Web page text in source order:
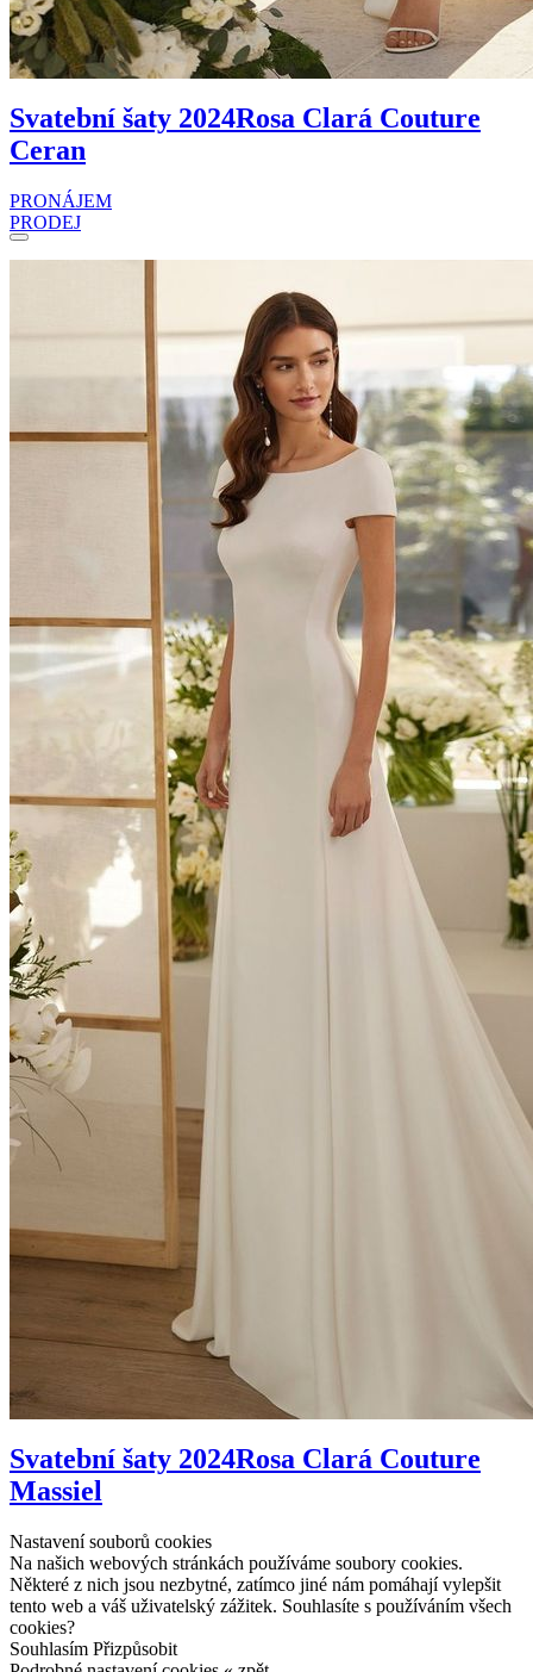
Svatební šaty 2024Rosa Clará Couture
Ceran
PRONÁJEM
PRODEJ
Svatební šaty 2024Rosa Clará Couture
Massiel
Nastavení souborů cookies
Na našich webových stránkách používáme soubory cookies.
Některé z nich jsou nezbytné, zatímco jiné nám pomáhají vylepšit
tento web a váš uživatelský zážitek. Souhlasíte s používáním všech
cookies?
Souhlasím Přizpůsobit